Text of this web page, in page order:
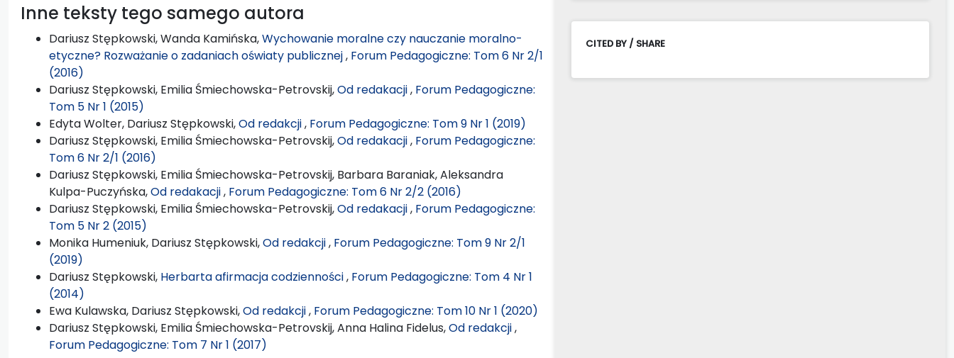
Inne teksty tego samego autora
Dariusz Stępkowski, Wanda Kamińska,Wychowanie moralne czy nauczanie moralno-
etyczne? Rozważanie o zadaniach oświaty publicznej, Forum Pedagogiczne: Tom 6 Nr 2/1
(2016)
Dariusz Stępkowski, Emilia Śmiechowska-Petrovskij,Od redakacji, Forum Pedagogiczne:
Tom 5 Nr 1 (2015)
Edyta Wolter, Dariusz Stępkowski,Od redakcji, Forum Pedagogiczne: Tom 9 Nr 1 (2019)
Dariusz Stępkowski, Emilia Śmiechowska-Petrovskij,Od redakacji, Forum Pedagogiczne:
Tom 6 Nr 2/1 (2016)
Dariusz Stępkowski, Emilia Śmiechowska-Petrovskij, Barbara Baraniak, Aleksandra
Kulpa-Puczyńska,Od redakacji, Forum Pedagogiczne: Tom 6 Nr 2/2 (2016)
Dariusz Stępkowski, Emilia Śmiechowska-Petrovskij,Od redakacji, Forum Pedagogiczne:
Tom 5 Nr 2 (2015)
Monika Humeniuk, Dariusz Stępkowski,Od redakcji, Forum Pedagogiczne: Tom 9 Nr 2/1
(2019)
Dariusz Stępkowski, Herbarta afirmacja codzienności, Forum Pedagogiczne: Tom 4 Nr 1
(2014)
Ewa Kulawska, Dariusz Stępkowski,Od redakcji, Forum Pedagogiczne: Tom 10 Nr 1 (2020)
Dariusz Stępkowski, Emilia Śmiechowska-Petrovskij, Anna Halina Fidelus,Od redakcji,
Forum Pedagogiczne: Tom 7 Nr 1 (2017)
CITED BY / SHARE